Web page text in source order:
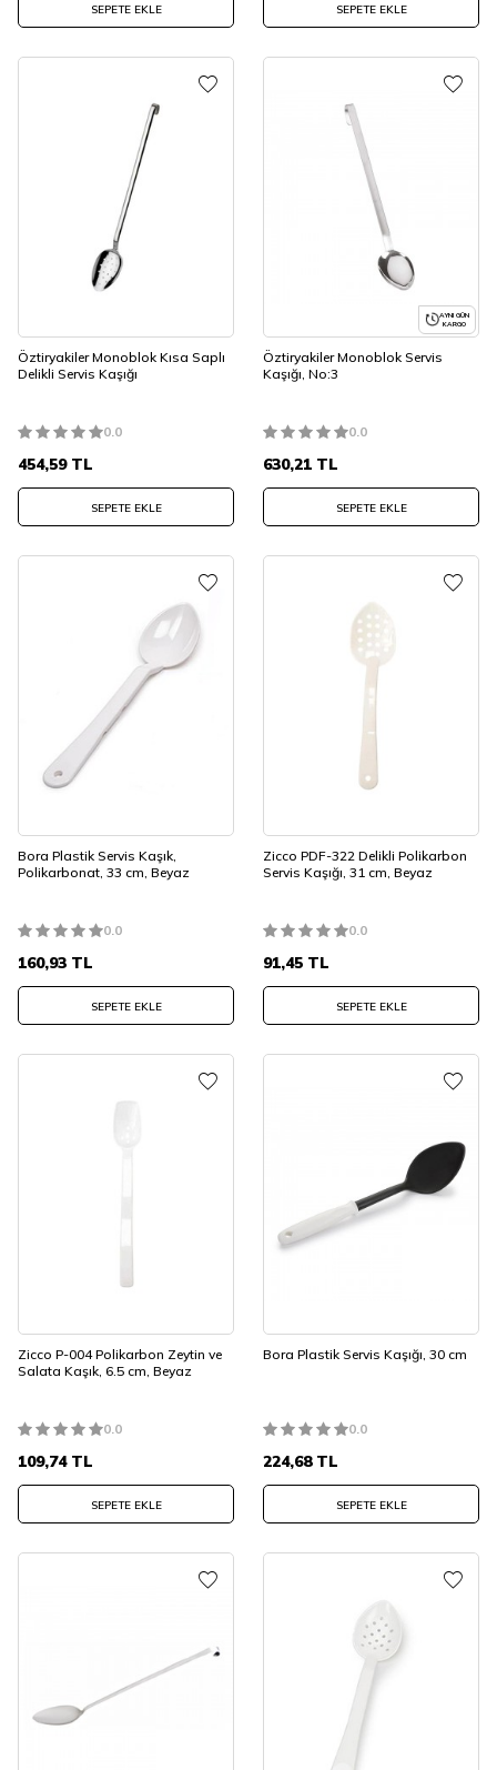
SEPETE EKLE SEPETE EKLE
Öztiryakiler Monoblok Kısa Saplı
Delikli Servis Kaşığı
0.0
454,59TL
SEPETE EKLE
AYNI GÜN
KARGO
Öztiryakiler Monoblok Servis
Kaşığı, No:3
0.0
630,21 TL
SEPETE EKLE
Bora Plastik Servis Kaşık,
Polikarbonat, 33 cm, Beyaz
0.0
160,93 TL
SEPETE EKLE
Zicco PDF-322 Delikli Polikarbon
Servis Kaşığı, 31 cm, Beyaz
0.0
91,45 TL
SEPETE EKLE
Zicco P-004 Polikarbon Zeytin ve
Salata Kaşık, 6.5 cm, Beyaz
0.0
109,74TL
SEPETE EKLE
Bora Plastik Servis Kaşığı, 30 cm
0.0
224,68TL
SEPETE EKLE